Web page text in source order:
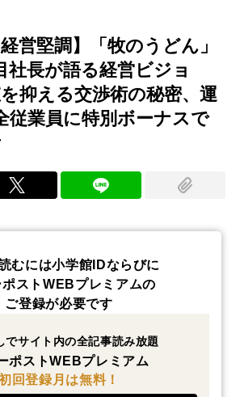
営堅調】「牧のうどん」
社長が語る経営ビジョ
抑える交渉術の秘密、運
従業員に特別ボーナスで
むには小学館IDならびに
ポストWEBプレミアムの
ご登録が必要です
でサイト内の全記事読み放題
ポストWEBプレミアム
回登録月は無料！